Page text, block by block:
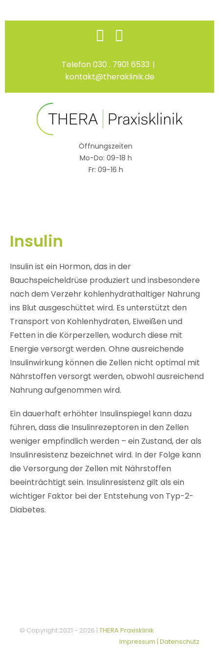
Skip
Facebook
Telefon 030 . 7901 6533 |
kontakt@theraklinik.de
Öffnungszeiten
Mo-Do: 09-18 h
Fr: 09-16 h
Insulin
Insulin ist ein Hormon, das in der
Bauchspeicheldrüse produziert und insbesondere
nach dem Verzehr kohlenhydrathaltiger Nahrung
ins Blut ausgeschüttet wird. Es unterstützt den
Transport von Kohlenhydraten, Eiweißen und
Fetten in die Körperzellen, wodurch diese mit
Energie versorgt werden. Ohne ausreichende
Insulinwirkung können die Zellen nicht optimal mit
Nährstoffen versorgt werden, obwohl ausreichend
Nahrung aufgenommen wird.
Ein dauerhaft erhöhter Insulinspiegel kann dazu
führen, dass die Insulinrezeptoren in den Zellen
weniger empfindlich werden – ein Zustand, der als
Insulinresistenz bezeichnet wird. In der Folge kann
die Versorgung der Zellen mit Nährstoffen
beeinträchtigt sein. Insulinresistenz gilt als ein
wichtiger Faktor bei der Entstehung von Typ-2-
Diabetes.
© Copyright 2021 - 2026 | THERA Praxisklinik
Impressum | Datenschutz